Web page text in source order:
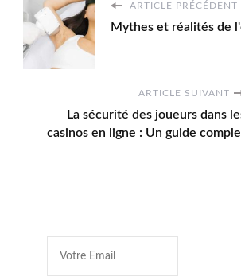
ARTICLE PRÉCÉDENT
Mythes et réalités de
ARTICLE SUIVANT
La sécurité des joueurs dans
casinos en ligne : Un guide